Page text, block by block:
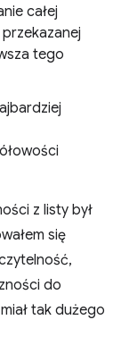
całej
tego
z listy był
się
do
tak dużego